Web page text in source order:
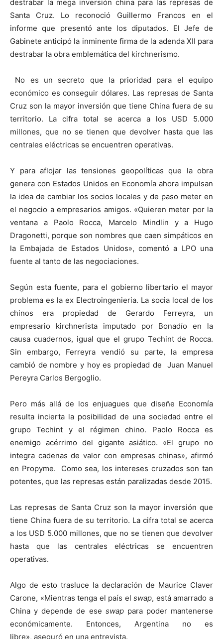
destrabar la mega inversión china para las represas de
Santa Cruz. Lo reconoció Guillermo Francos en el
informe que presentó ante los diputados. El Jefe de
Gabinete anticipó la inminente firma de la adenda XII para
destrabar la obra emblemática del kirchnerismo.
No es un secreto que la prioridad para el equipo
económico es conseguir dólares. Las represas de Santa
Cruz son la mayor inversión que tiene China fuera de su
territorio. La cifra total se acerca a los USD 5.000
millones, que no se tienen que devolver hasta que las
centrales eléctricas se encuentren operativas.
Y para aflojar las tensiones geopolíticas que la obra
genera con Estados Unidos en Economía ahora impulsan
la idea de cambiar los socios locales y de paso meter en
el negocio a empresarios amigos. «Quieren meter por la
ventana a Paolo Rocca, Marcelo Mindlin y a Hugo
Dragonetti, porque son nombres que caen simpáticos en
la Embajada de Estados Unidos», comentó a LPO una
fuente al tanto de las negociaciones.
Según esta fuente, para el gobierno libertario el mayor
problema es la ex Electroingenieria. La socia local de los
chinos era propiedad de Gerardo Ferreyra, un
empresario kirchnerista imputado por Bonadío en la
causa cuadernos, igual que el grupo Techint de Rocca.
Sin embargo, Ferreyra vendió su parte, la empresa
cambió de nombre y hoy es propiedad de Juan Manuel
Pereyra Carlos Bergoglio.
Pero más allá de los enjuagues que diseñe Economía
resulta incierta la posibilidad de una sociedad entre el
grupo Techint y el régimen chino. Paolo Rocca es
enemigo acérrimo del gigante asiático. «El grupo no
integra cadenas de valor con empresas chinas», afirmó
en Propyme. Como sea, los intereses cruzados son tan
potentes, que las represas están paralizadas desde 2015.
Las represas de Santa Cruz son la mayor inversión que
tiene China fuera de su territorio. La cifra total se acerca
a los USD 5.000 millones, que no se tienen que devolver
hasta que las centrales eléctricas se encuentren
operativas.
Algo de esto trasluce la declaración de Maurice Claver
Carone, «Mientras tenga el país elswap, está amarrado a
China y depende de ese swap para poder mantenerse
económicamente. Entonces, Argentina no es
libre», aseguró en una entrevista.